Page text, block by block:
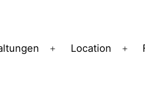
Menü
Location